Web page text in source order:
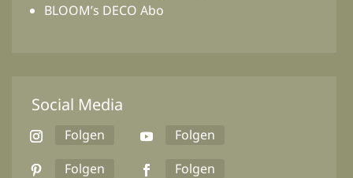
BLOOM’s DECO Abo
Social Media
Folgen
Folgen
Folgen
Folgen